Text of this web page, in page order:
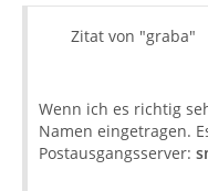
Zitat von "graba"
Wenn ich es richtig
Namen eingetragen.
Postausgangsserver: